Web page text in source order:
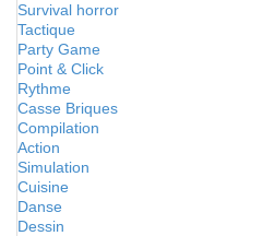
Survival horror
Tactique
Party Game
Point & Click
Rythme
Casse Briques
Compilation
Action
Simulation
Cuisine
Danse
Dessin